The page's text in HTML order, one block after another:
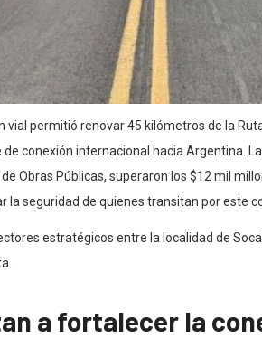
vial permitió renovar 45 kilómetros de la
conexión internacional hacia Argentina.
Obras Públicas, superaron los $12 mil
la seguridad de quienes transitan por este
estratégicos entre la localidad de
a fortalecer la